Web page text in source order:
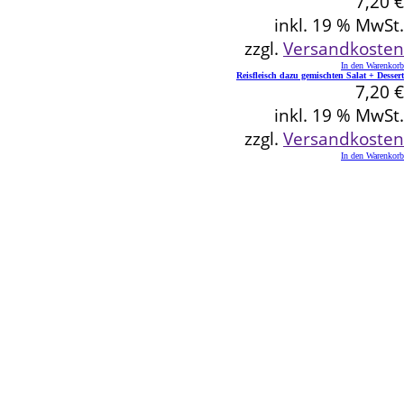
inkl. 19 % MwSt.
zzgl. Versandkosten
In den Warenkorb
Reisfleisch dazu gemischten Salat + Dessert
7,20 €
inkl. 19 % MwSt.
zzgl. Versandkosten
In den Warenkorb